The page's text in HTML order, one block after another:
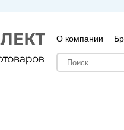
О компании